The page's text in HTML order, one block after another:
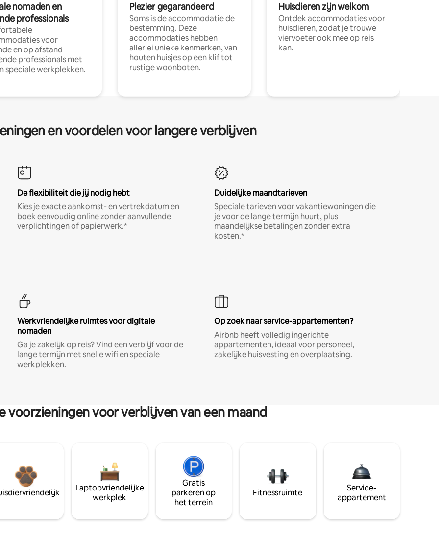
nomaden en
professionals
voor
en op afstand
professionals met
speciale werkplekken.
Plezier gegarandeerd
Soms is de accommodatie de
bestemming. Deze
accommodaties hebben
allerlei unieke kenmerken, van
houten huisjes op een klif tot
rustige woonboten.
Huisdieren zijn welkom
Ontdek accommodaties voor
huisdieren, zodat je trouwe
viervoeter ook mee op reis
kan.
en voordelen voor langere verblijven
De flexibiliteit die jij nodig hebt
Kies je exacte aankomst- en vertrekdatum en
boek eenvoudig online zonder aanvullende
verplichtingen of papierwerk.*
Duidelijke maandtarieven
Speciale tarieven voor vakantiewoningen die
je voor de lange termijn huurt, plus
maandelijkse betalingen zonder extra
kosten.*
Werkvriendelijke ruimtes voor digitale
nomaden
Ga je zakelijk op reis? Vind een verblijf voor de
lange termijn met snelle wifi en speciale
werkplekken.
Op zoek naar service-appartementen?
Airbnb heeft volledig ingerichte
appartementen, ideaal voor personeel,
zakelijke huisvesting en overplaatsing.
voorzieningen voor verblijven van een maand
Laptopvriendelijke
werkplek
Gratis
parkeren op
het terrein
Fitnessruimte
Service-
appartement